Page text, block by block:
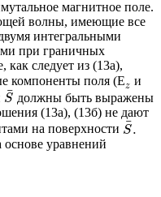
магнитное поле.
волны, имеющие все
интегральными
при граничных
как следует из (13а),
компоненты поля (Еz и
S
¯ должны быть выражены
(13а), (13б) не дают
на поверхности S
¯.
основе уравнений